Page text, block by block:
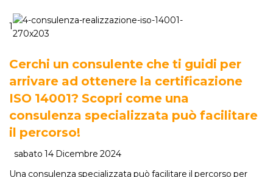
1
Cerchi un consulente che ti guidi per
arrivare ad ottenere la certificazione
ISO 14001? Scopri come una
consulenza specializzata può facilitare
il percorso!
sabato 14 Dicembre 2024
Una consulenza specializzata può facilitare il percorso per